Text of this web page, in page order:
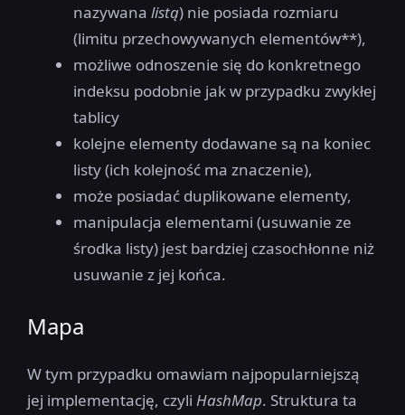
nazywana listą) nie posiada rozmiaru
(limitu przechowywanych elementów**),
możliwe odnoszenie się do konkretnego
indeksu podobnie jak w przypadku zwykłej
tablicy
kolejne elementy dodawane są na koniec
listy (ich kolejność ma znaczenie),
może posiadać duplikowane elementy,
manipulacja elementami (usuwanie ze
środka listy) jest bardziej czasochłonne niż
usuwanie z jej końca.
Mapa
W tym przypadku omawiam najpopularniejszą
jej implementację, czyli HashMap. Struktura ta